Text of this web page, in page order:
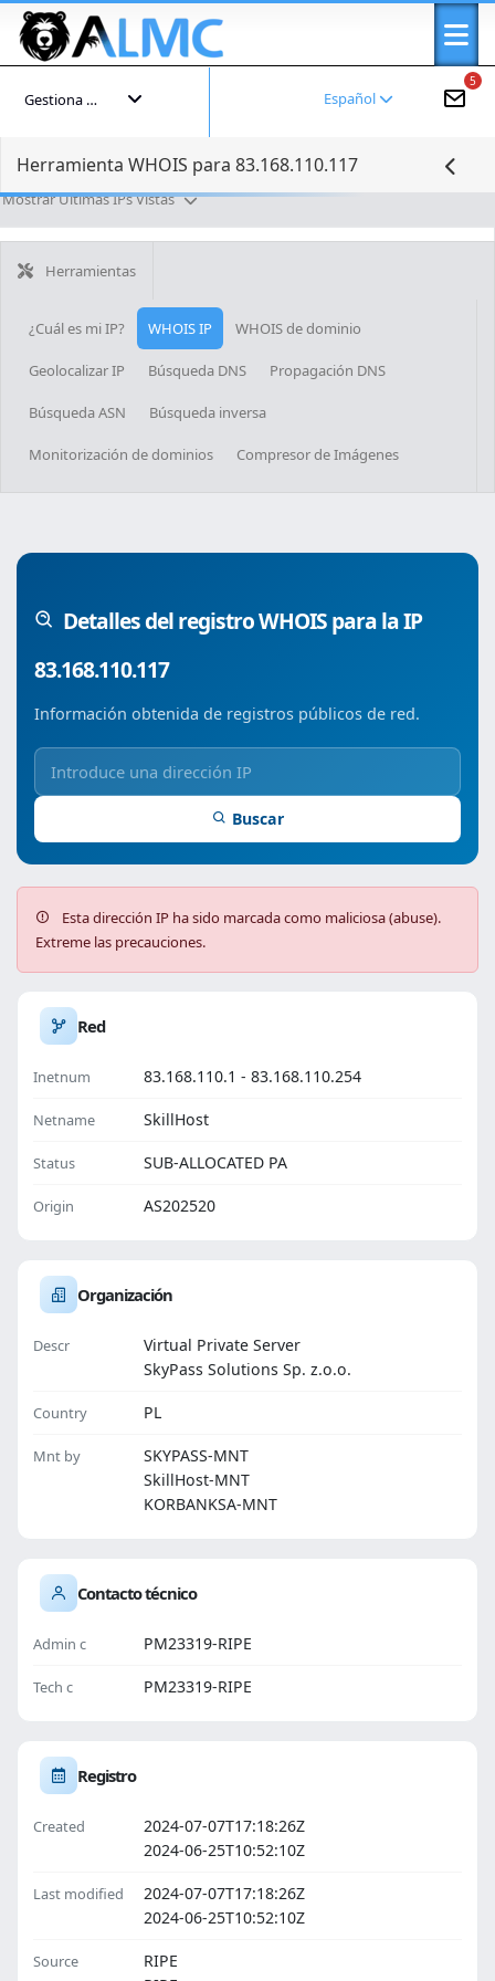
5
Español
Gestiona tu cuenta
Herramienta WHOIS para 83.168.110.117
Mostrar Últimas IPs Vistas
Herramientas
¿Cuál es mi IP? WHOIS IP WHOIS de dominio
Geolocalizar IP Búsqueda DNS Propagación DNS
Búsqueda ASN Búsqueda inversa
Monitorización de dominios Compresor de Imágenes
Detalles del registro WHOIS para la IP
83.168.110.117
Información obtenida de registros públicos de red.
Buscar
Esta dirección IP ha sido marcada como maliciosa (abuse).
Extreme las precauciones.
Red
Inetnum 83.168.110.1 - 83.168.110.254
Netname SkillHost
Status SUB-ALLOCATED PA
Origin AS202520
Organización
Descr
Virtual Private Server
SkyPass Solutions Sp. z.o.o.
Country PL
Mnt by
SKYPASS-MNT
SkillHost-MNT
KORBANKSA-MNT
Contacto técnico
Admin c PM23319-RIPE
Tech c PM23319-RIPE
Registro
Created
2024-07-07T17:18:26Z
2024-06-25T10:52:10Z
Last modified
2024-07-07T17:18:26Z
2024-06-25T10:52:10Z
Source
RIPE